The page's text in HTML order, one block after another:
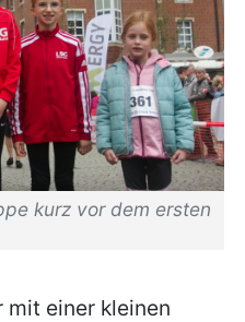
kurz vor dem ersten
mit einer kleinen